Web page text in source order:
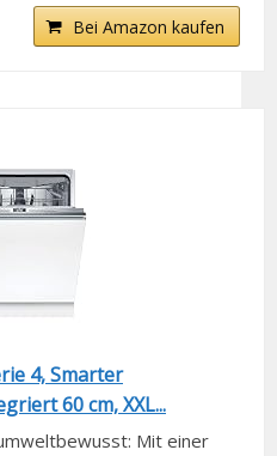
Bei Amazon kaufen
4, Smarter
60 cm, XXL...
Mit einer